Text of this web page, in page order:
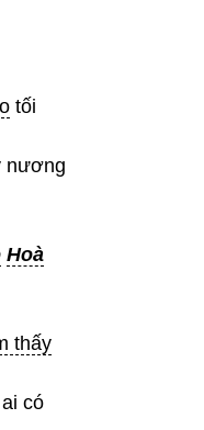
tối
nương
Hoà
thấy
có